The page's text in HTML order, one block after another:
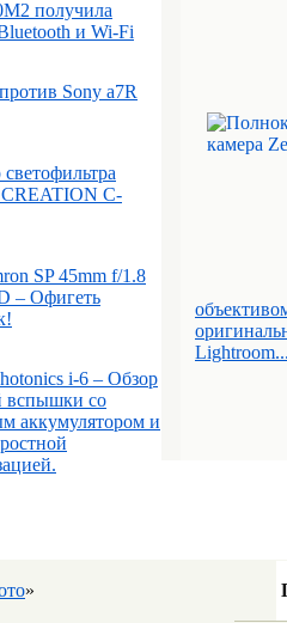
получила
и Wi-Fi
Sony a7R
светофильтра
C-
SP 45mm f/1.8
– Офигеть
i-6 – Обзор
вспышки со
аккумулятором и
»